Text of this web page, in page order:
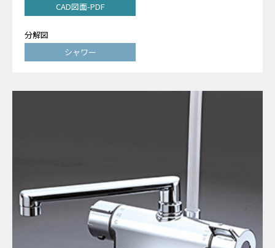
CAD図面-PDF
分解図
シャワー